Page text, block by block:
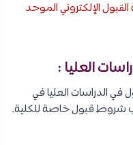
القبول الإلكتروني الموحد
العليا :
الدراسات العليا في
شروط قبول خاصة للكلية.